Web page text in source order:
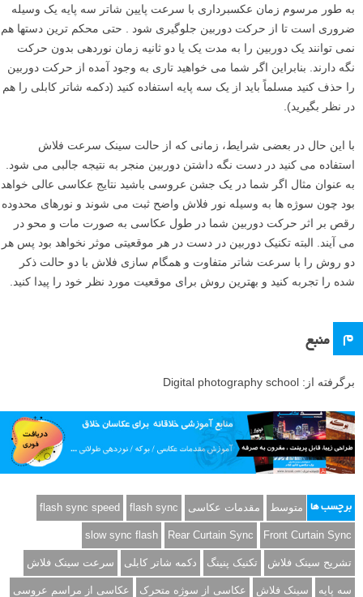
به طور مرسوم زمان عکسبرداری با سرعت پایین شاتر سه پایه یک وسیله
ضروری است تا از حرکت دوربین جلوگیری شود . حتی محکم ترین دستها هم
نمی توانند یک دوربین را به مدت یک یا دو ثانیه زمان نوردهی بدون حرکت
نگه دارند. بنابراین اگر شما می خواهید تاری به وجود آمده از حرکت دوربین
را حذف کنید مسلماً باید از یک سه پایه استفاده کنید (دکمه شاتر کابلی را هم
در نظر بگیرید).
با این حال در بعضی شرایط، زمانی که از حالت سینک سرعت فلاش
استفاده می کنید در دست نگه داشتن دوربین منجر به نتیجه جالبی می شود.
به عنوان مثال اگر شما در یک جشن عروسی باشید نتایج عکاسی عالی خواهد
بود چون سوژه ها به وسیله نور فلاش واضح ثبت می شوند و نورهای محدوده
رقص بر اثر حرکت دوربین شما در طول عکاسی به صورت مات و محو در
می آیند. البته تکنیک دوربین در دست در هر موقعیتی موثر نخواهد بود پس هر
دو روش را با سرعت شاتر متفاوت و همگام سازی فلاش با دو حالت ذکر
شده را تجربه کنید و بهترین روش برای موقعیت مورد نظر خود را پیدا کنید.
م منبع
برگرفته از: Digital photography school
برچسب ها متوسط مقدمات عکاسی flash sync
flash sync speed
Front Curtain Sync
Rear Curtain Sync
slow sync flash
تشریح سینک فلاش تکنیک پنینگ دکمه شاتر کابلی سرعت سینک فلاش
سه پایه سینک فلاش عکاسی از سوژه متحرک عکاسی از مراسم عروسی